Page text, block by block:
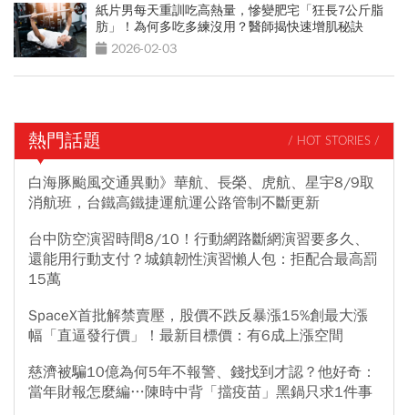
紙片男每天重訓吃高熱量，慘變肥宅「狂長7公斤脂
肪」！為何多吃多練沒用？醫師揭快速增肌秘訣
2026-02-03
熱門話題 / HOT STORIES /
白海豚颱風交通異動》華航、長榮、虎航、星宇8/9取
消航班，台鐵高鐵捷運航運公路管制不斷更新
台中防空演習時間8/10！行動網路斷網演習要多久、
還能用行動支付？城鎮韌性演習懶人包：拒配合最高罰
15萬
SpaceX首批解禁賣壓，股價不跌反暴漲15%創最大漲
幅「直逼發行價」！最新目標價：有6成上漲空間
慈濟被騙10億為何5年不報警、錢找到才認？他好奇：
當年財報怎麼編…陳時中背「擋疫苗」黑鍋只求1件事